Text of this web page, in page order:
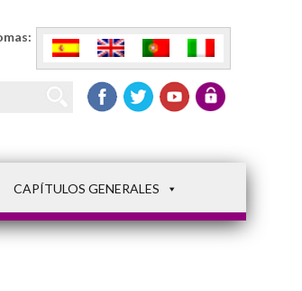
CAPÍTULOS GENERALES